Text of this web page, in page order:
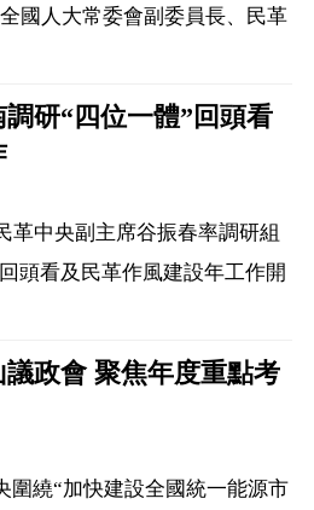
國人大常委會副委員長、民革
研“四位一體”回頭看
革中央副主席谷振春率調研組
頭看及民革作風建設年工作開
政會 聚焦年度重點考
圍繞“加快建設全國統一能源市